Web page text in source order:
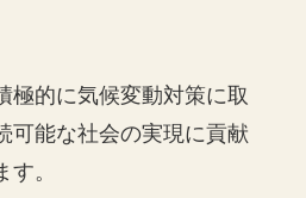
極的に気候変動対策に取
可能な社会の実現に貢献
。